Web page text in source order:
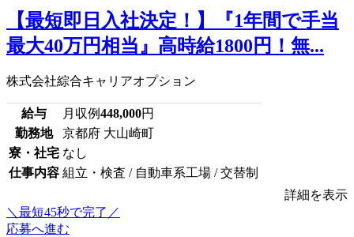
【最短即日入社決定！】『1年間で手当
最大40万円相当』高時給1800円！無...
株式会社綜合キャリアオプション
給与 月収例448,000円
勤務地
京都府 大山崎町
寮・社宅 なし
仕事内容 組立・検査 / 自動車系工場 / 交替制
詳細を表示
＼最短45秒で完了／
応募へ進む